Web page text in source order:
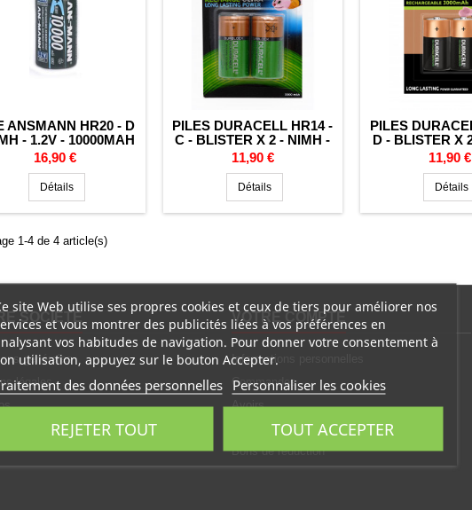
ANSMANN HR20 - D
- 1.2V - 10000MAH
Prix
16,90 €
Détails
PILES DURACELL HR14 -
C - BLISTER X 2 - NIMH -
1.2V - 3000MAH
Prix
11,90 €
Détails
PILES
D - BLISTER X
1.2V -Prix
11,90 €
Détails
1-4 de 4 article(s)
SOCIÉTÉ
générales
légales
nous
VOTRE COMPTE
Informations personnelles
Commandes
Avoirs
Adresses
Bons de réduction
site Web utilise ses propres cookies et ceux de tiers pour améliorer nos
et vous montrer des publicités liées à vos préférences en
vos habitudes de navigation. Pour donner votre consentement à
utilisation, appuyez sur le bouton Accepter.
des données personnelles Personnaliser les cookies
REJETER TOUT TOUT ACCEPTER